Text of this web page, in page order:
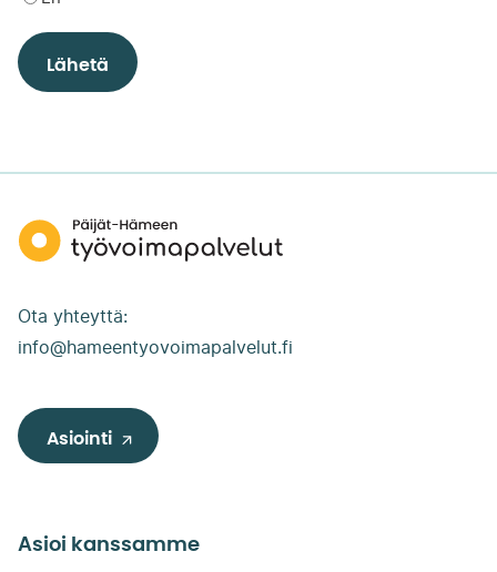
Päijät-
Hämeen
Ota yhteyttä:
info@hameentyovoimapalvelut.fi
Asiointi
Asioi kanssamme